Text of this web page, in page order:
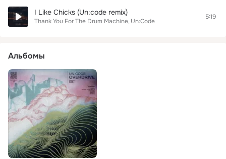
I Like Chicks (Un:code remix)
Thank You For The Drum Machine Un:Code
5:19
Альбомы